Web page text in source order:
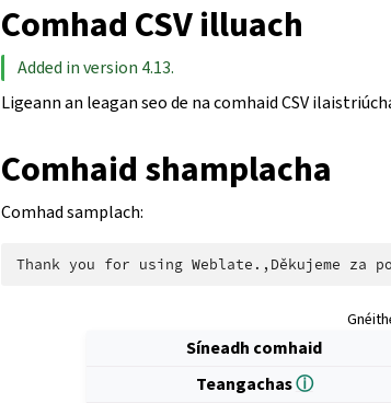
Comhad CSV illuach
Added in version 4.13.
Ligeann an leagan seo de na comhaid CSV
Comhaid shamplacha
Comhad samplach:
Síneadh comhaid
Teangachasⓘ